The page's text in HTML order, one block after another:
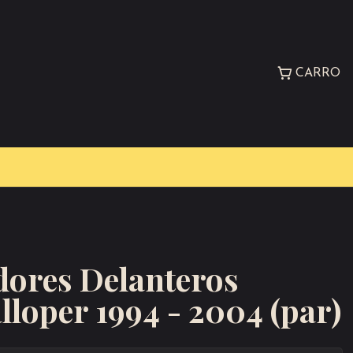
CARRO
Delanteros
1994 - 2004 (par)